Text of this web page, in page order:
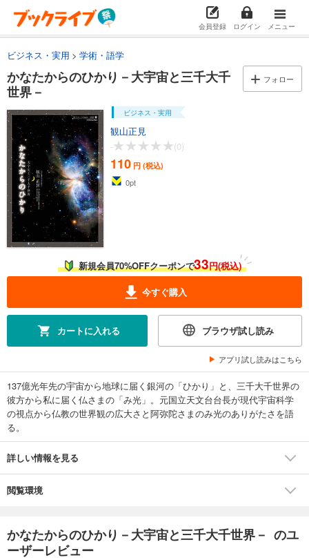
会員登録 ログイン メニュー
ビジネス・実用 学術・語学
かなたからのひかり－大宇宙と三千大千
世界－
フォロー
ビジネス・実用
観山正見
-
(0)
110 円 (税込)
0pt
新規会員70%OFFクーポンで33円(税込)
今すぐ購入
カートに入れる ブラウザ試し読み
アプリ試し読みはこちら
137億光年先の宇宙から地球に届く銀河の「ひかり」と、三千大千世界の
彼方から私に届く仏さまの「み光」。元国立天文台台長が現代宇宙科学
の視点から仏教の世界観の広大さと阿弥陀さまのみ光のありがたさを語
る。
詳しい情報を見る
閲覧環境
かなたからのひかり－大宇宙と三千大千世界－ のユ
ーザーレビュー